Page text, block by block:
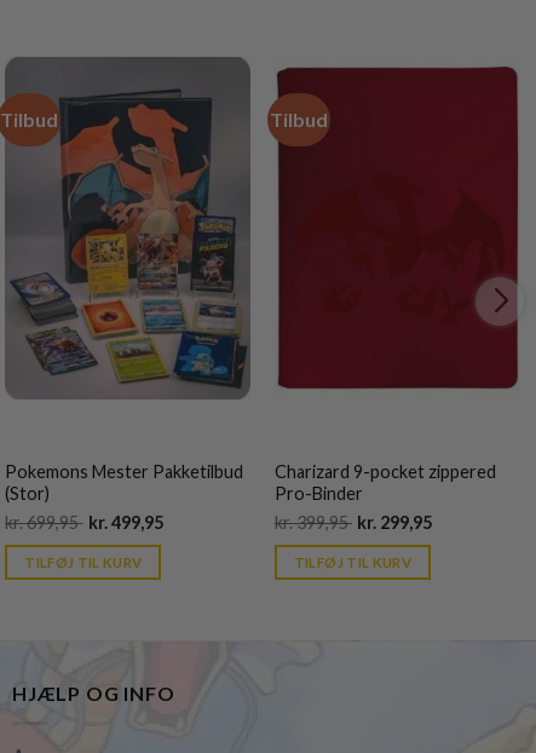
Tilbud
Pokemons Mester Pakketilbud
(Stor)
kr.699,95 Original
was:
kr. 699,95.
kr.499,95Current
TILFØJ TIL KURV
Tilbud
Charizard 9-pocket zippered
Pro-Binder
kr.399,95 Original
was:
kr. 399,95.
kr. 299,95Current
TILFØJ TIL KURV
HJÆLP OG INFO